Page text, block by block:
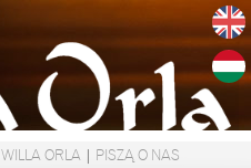
WILLA ORLA| PISZĄ O NAS